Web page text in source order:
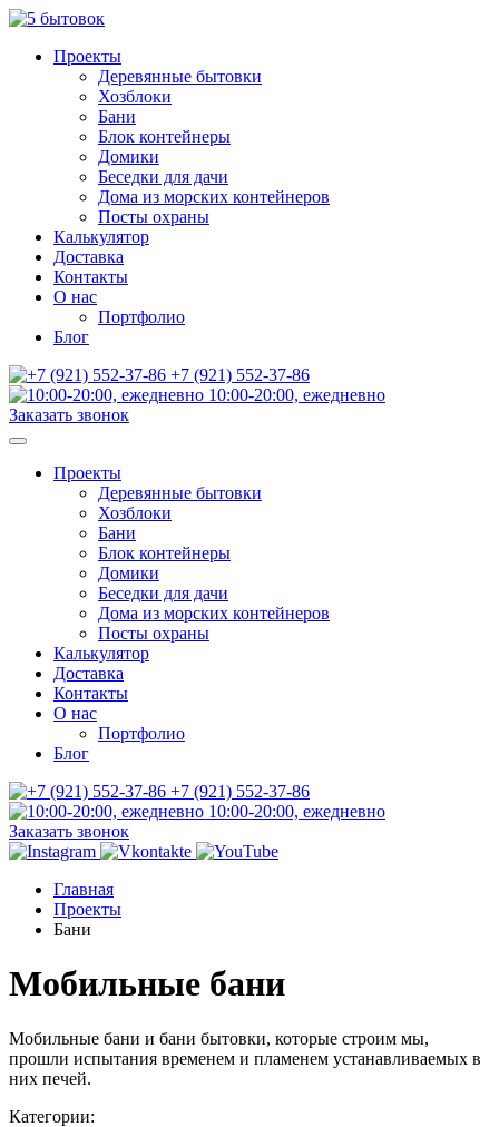
Проекты
Деревянные бытовки
Хозблоки
Бани
Блок контейнеры
Домики
Беседки для дачи
Дома из морских контейнеров
Посты охраны
Калькулятор
Доставка
Контакты
О нас
Портфолио
Блог
+7 (921) 552-37-86
10:00-20:00, ежедневно
Заказать звонок
Проекты
Деревянные бытовки
Хозблоки
Бани
Блок контейнеры
Домики
Беседки для дачи
Дома из морских контейнеров
Посты охраны
Калькулятор
Доставка
Контакты
О нас
Портфолио
Блог
+7 (921) 552-37-86
10:00-20:00, ежедневно
Заказать звонок
Главная
Проекты
Бани
Мобильные бани
Мобильные бани и бани бытовки, которые строим мы,
прошли испытания временем и пламенем устанавливаемых в
них печей.
Категории: